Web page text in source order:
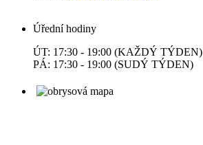
Úřední hodiny
ÚT: 17:30 - 19:00 (KAŽDÝ TÝDEN)
PÁ: 17:30 - 19:00 (SUDÝ TÝDEN)